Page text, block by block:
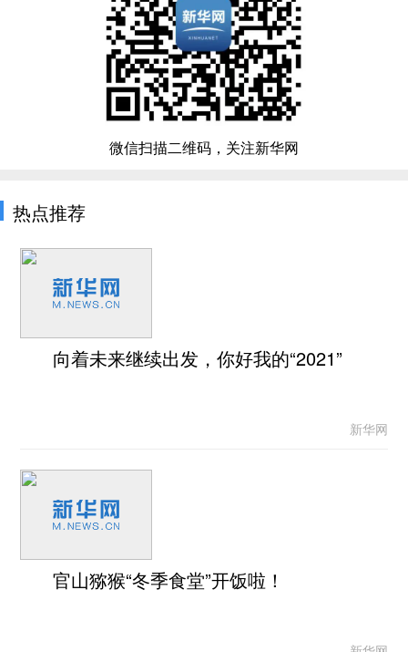
微信扫描二维码，关注新华网
热点推荐
向着未来继续出发，你好我的“2021”
新华网
官山猕猴“冬季食堂”开饭啦！